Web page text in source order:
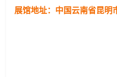
展馆地址：中国云南省昆明